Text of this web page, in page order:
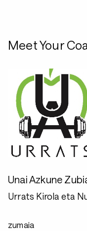
Meet Your
Unai Azkune
Urrats Kirola eta
zumaia